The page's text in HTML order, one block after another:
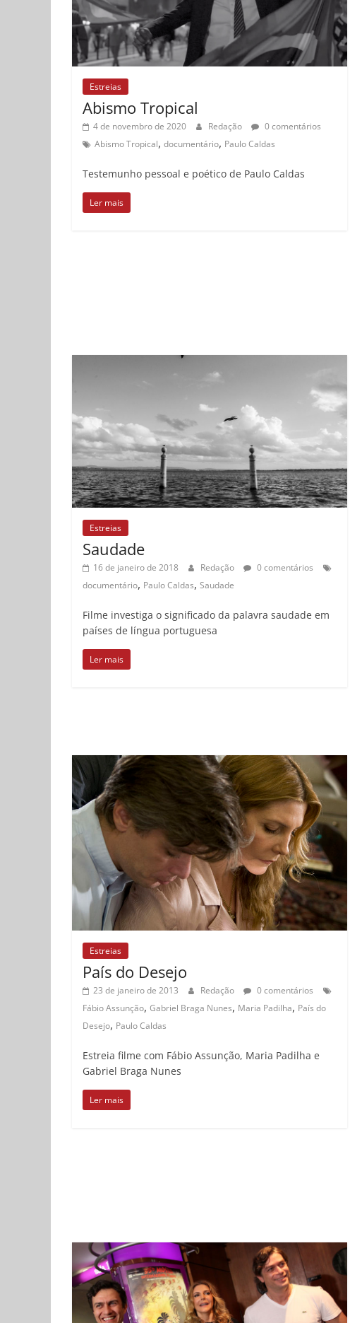
Estreias
Abismo Tropical
4 de novembro de 2020 Redação
0 comentários
Abismo Tropical, documentário, Paulo Caldas
Testemunho pessoal e poético de Paulo Caldas
Ler mais
Estreias
Saudade
16 de janeiro de 2018 Redação
0 comentários
documentário, Paulo Caldas, Saudade
Filme investiga o significado da palavra saudade em
países de língua portuguesa
Ler mais
Estreias
País do Desejo
23 de janeiro de 2013 Redação
0 comentários
Fábio Assunção, Gabriel Braga Nunes, Maria Padilha, País do
Desejo, Paulo Caldas
Estreia filme com Fábio Assunção, Maria Padilha e
Gabriel Braga Nunes
Ler mais